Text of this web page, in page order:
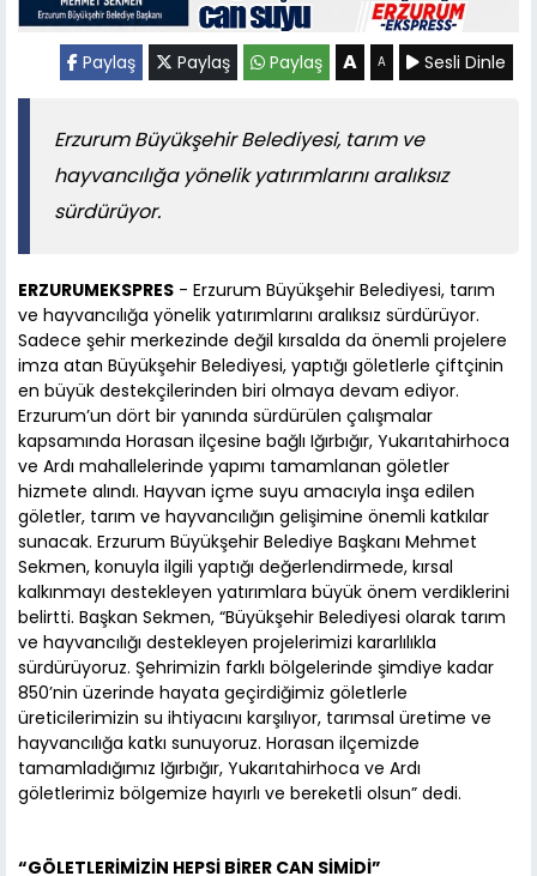
Paylaş Paylaş Paylaş A A Sesli Dinle
Erzurum Büyükşehir Belediyesi, tarım ve
hayvancılığa yönelik yatırımlarını aralıksız
sürdürüyor.
ERZURUMEKSPRES - Erzurum Büyükşehir Belediyesi, tarım
ve hayvancılığa yönelik yatırımlarını aralıksız sürdürüyor.
Sadece şehir merkezinde değil kırsalda da önemli projelere
imza atan Büyükşehir Belediyesi, yaptığı göletlerle çiftçinin
en büyük destekçilerinden biri olmaya devam ediyor.
Erzurum’un dört bir yanında sürdürülen çalışmalar
kapsamında Horasan ilçesine bağlı Iğırbığır, Yukarıtahirhoca
ve Ardı mahallelerinde yapımı tamamlanan göletler
hizmete alındı. Hayvan içme suyu amacıyla inşa edilen
göletler, tarım ve hayvancılığın gelişimine önemli katkılar
sunacak. Erzurum Büyükşehir Belediye Başkanı Mehmet
Sekmen, konuyla ilgili yaptığı değerlendirmede, kırsal
kalkınmayı destekleyen yatırımlara büyük önem verdiklerini
belirtti. Başkan Sekmen, “Büyükşehir Belediyesi olarak tarım
ve hayvancılığı destekleyen projelerimizi kararlılıkla
sürdürüyoruz. Şehrimizin farklı bölgelerinde şimdiye kadar
850’nin üzerinde hayata geçirdiğimiz göletlerle
üreticilerimizin su ihtiyacını karşılıyor, tarımsal üretime ve
hayvancılığa katkı sunuyoruz. Horasan ilçemizde
tamamladığımız Iğırbığır, Yukarıtahirhoca ve Ardı
göletlerimiz bölgemize hayırlı ve bereketli olsun” dedi.
“GÖLETLERİMİZİN HEPSİ BİRER CAN SİMİDİ”